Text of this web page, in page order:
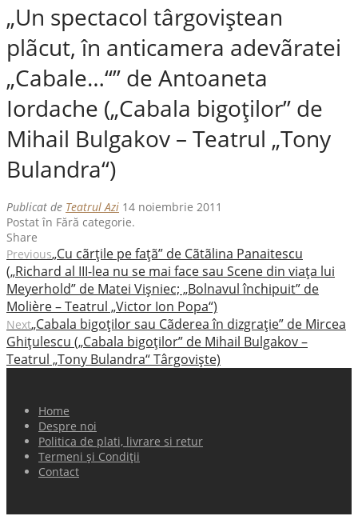
„Un spectacol târgoviştean
plãcut, în anticamera adevãratei
„Cabale…“” de Antoaneta
Iordache („Cabala bigoţilor” de
Mihail Bulgakov – Teatrul „Tony
Bulandra“)
Publicat de Teatrul Azi 14 noiembrie 2011
Postat în Fără categorie.
Share
Previous„Cu cãrţile pe faţã” de Cãtãlina Panaitescu
(„Richard al III-lea nu se mai face sau Scene din viaţa lui
Meyerhold” de Matei Vişniec; „Bolnavul închipuit” de
Molière – Teatrul „Victor Ion Popa“)
Next„Cabala bigoţilor sau Cãderea în dizgraţie” de Mircea
Ghiţulescu („Cabala bigoţilor” de Mihail Bulgakov –
Teatrul „Tony Bulandra“ Târgovişte)
Home
Despre noi
Politica de plati, livrare si retur
Termeni și Condiții
Contact